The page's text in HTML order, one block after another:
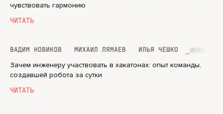
чувствовать гармонию
ЧИТАТЬ
ВАДИМ НОВИКОВ МИХАИЛ ЛЯМАЕВ ИЛЬЯ ЧЕШКО
Зачем инженеру участвовать в хакатонах: опыт команды,
создавшей робота за сутки
ЧИТАТЬ